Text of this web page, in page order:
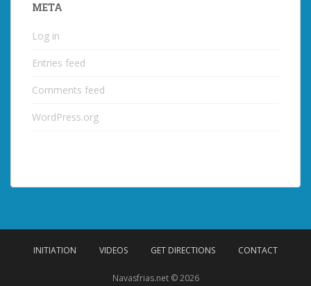
META
Log in
Entries feed
Comments feed
WordPress.org
INITIATION VIDEOS GET DIRECTIONS CONTACT
Navasfrias.net © 2026